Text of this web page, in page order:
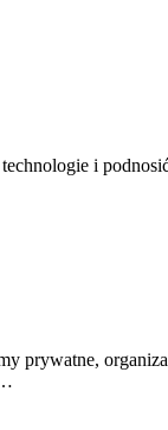
i
prywatne,